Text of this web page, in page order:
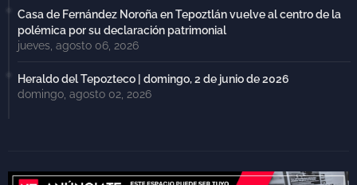
Casa de Fernández Noroña en Tepoztlán vuelve al centro de la
polémica por su declaración patrimonial
jueves, agosto 06, 2026
Heraldo del Tepozteco | domingo, 2 de junio de 2026
domingo, agosto 02, 2026